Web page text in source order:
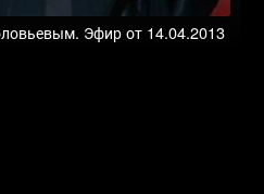
Эфир от 14.04.2013